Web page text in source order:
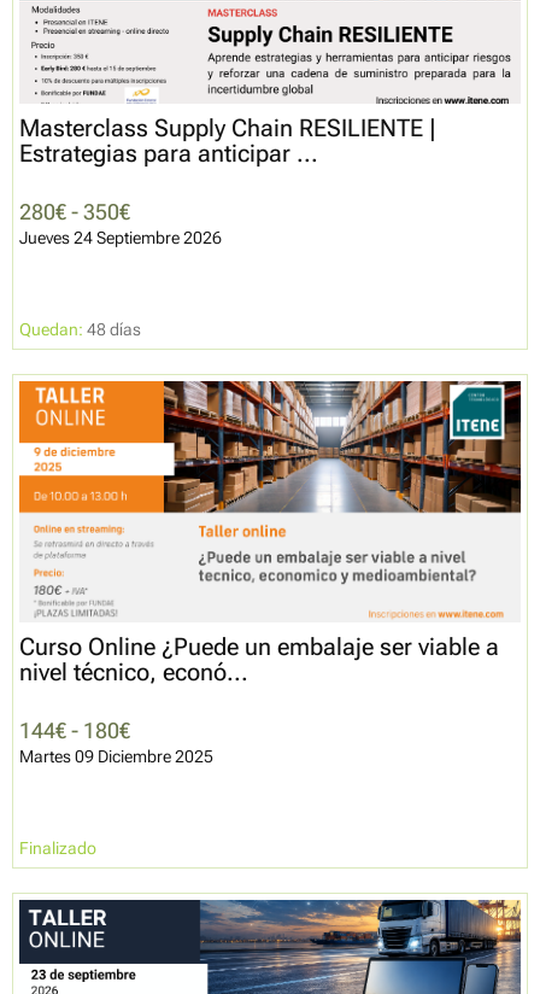
Masterclass Supply Chain RESILIENTE |
Estrategias para anticipar ...
280€ - 350€
Jueves 24 Septiembre 2026
Quedan: 48 días
Curso Online ¿Puede un embalaje ser viable a
nivel técnico, econó...
144€ - 180€
Martes 09 Diciembre 2025
Finalizado